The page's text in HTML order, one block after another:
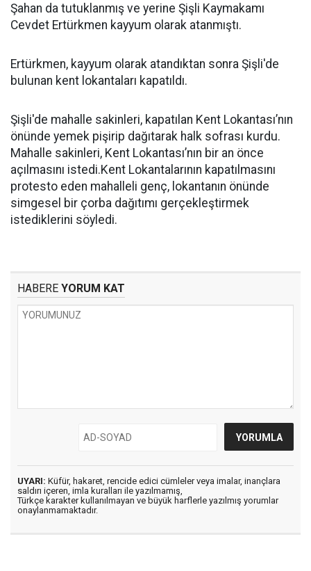
Şahan da tutuklanmış ve yerine Şişli Kaymakamı
Cevdet Ertürkmen kayyum olarak atanmıştı.
Ertürkmen, kayyum olarak atandıktan sonra Şişli'de
bulunan kent lokantaları kapatıldı.
Şişli'de mahalle sakinleri, kapatılan Kent Lokantası’nın
önünde yemek pişirip dağıtarak halk sofrası kurdu.
Mahalle sakinleri, Kent Lokantası’nın bir an önce
açılmasını istedi.Kent Lokantalarının kapatılmasını
protesto eden mahalleli genç, lokantanın önünde
simgesel bir çorba dağıtımı gerçekleştirmek
istediklerini söyledi.
HABERE YORUM KAT
UYARI: Küfür, hakaret, rencide edici cümleler veya imalar, inançlara
saldırı içeren, imla kuralları ile yazılmamış,
Türkçe karakter kullanılmayan ve büyük harflerle yazılmış yorumlar
onaylanmamaktadır.